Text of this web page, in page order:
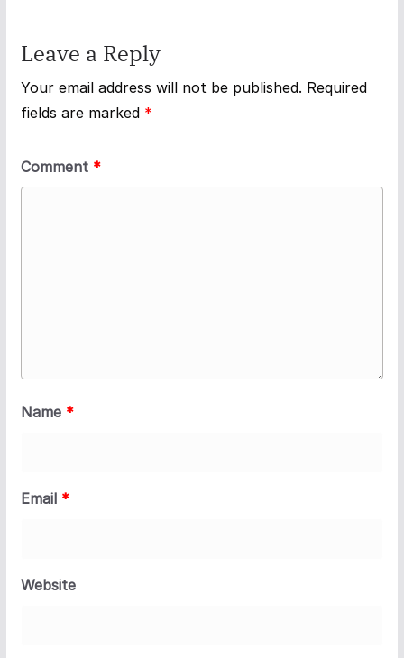
Leave a Reply
Your email address will not be published. Required
fields are marked *
Comment *
Name *
Email *
Website